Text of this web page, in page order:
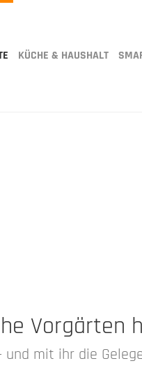
KÜCHE & HAUSHALT
Vorgärten
und mit ihr die